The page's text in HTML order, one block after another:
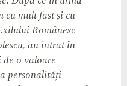
cu mult fast și cu
Românesc
au intrat în
o valoare
personalități